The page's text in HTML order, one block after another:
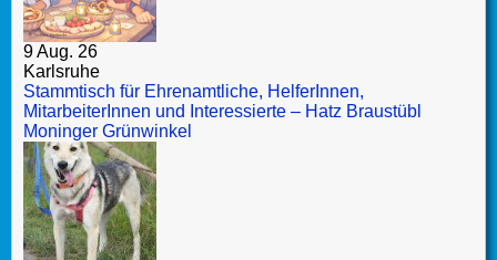
9 Aug. 26
Karlsruhe
Stammtisch für Ehrenamtliche, HelferInnen,
MitarbeiterInnen und Interessierte – Hatz Braustübl
Moninger Grünwinkel